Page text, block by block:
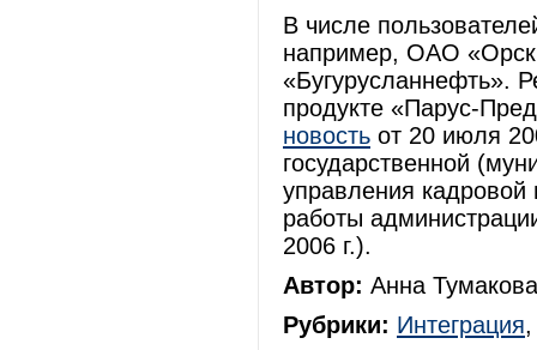
В числе
например, ОАО
«Бугурусланнефть».
продукте «Парус-
новость от 20 июля
государственной
управления кадровой
работы
2006 г.).
Автор: Анна
Рубрики: Интеграция